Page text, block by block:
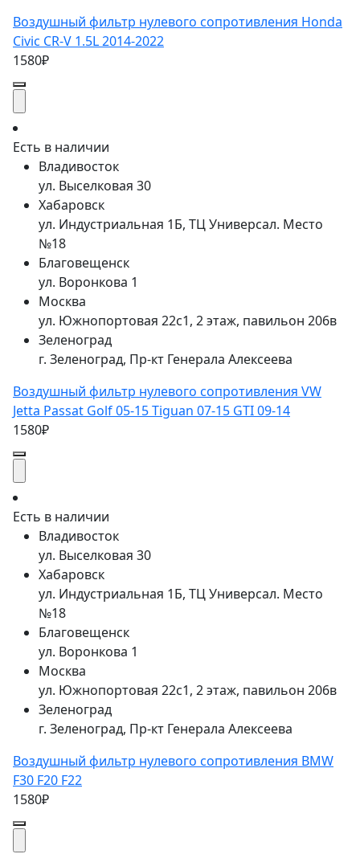
Воздушный фильтр нулевого сопротивления Honda
Civic CR-V 1.5L 2014-2022
1580₽
Есть в наличии
Владивосток
ул. Выселковая 30
Хабаровск
ул. Индустриальная 1Б, ТЦ Универсал. Место
№18
Благовещенск
ул. Воронкова 1
Москва
ул. Южнопортовая 22с1, 2 этаж, павильон 206в
Зеленоград
г. Зеленоград, Пр-кт Генерала Алексеева
Воздушный фильтр нулевого сопротивления VW
Jetta Passat Golf 05-15 Tiguan 07-15 GTI 09-14
1580₽
Есть в наличии
Владивосток
ул. Выселковая 30
Хабаровск
ул. Индустриальная 1Б, ТЦ Универсал. Место
№18
Благовещенск
ул. Воронкова 1
Москва
ул. Южнопортовая 22с1, 2 этаж, павильон 206в
Зеленоград
г. Зеленоград, Пр-кт Генерала Алексеева
Воздушный фильтр нулевого сопротивления BMW
F30 F20 F22
1580₽